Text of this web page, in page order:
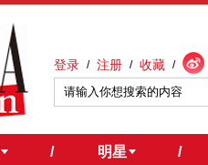
登录 / 注册 / 收藏 /
/ 明星 /